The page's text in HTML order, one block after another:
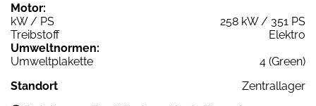
Motor:
kW / PS
258 kW / 351 PS
Treibstoff
Elektro
Umweltnormen:
Umweltplakette
4 (Green)
Standort
Zentrallager